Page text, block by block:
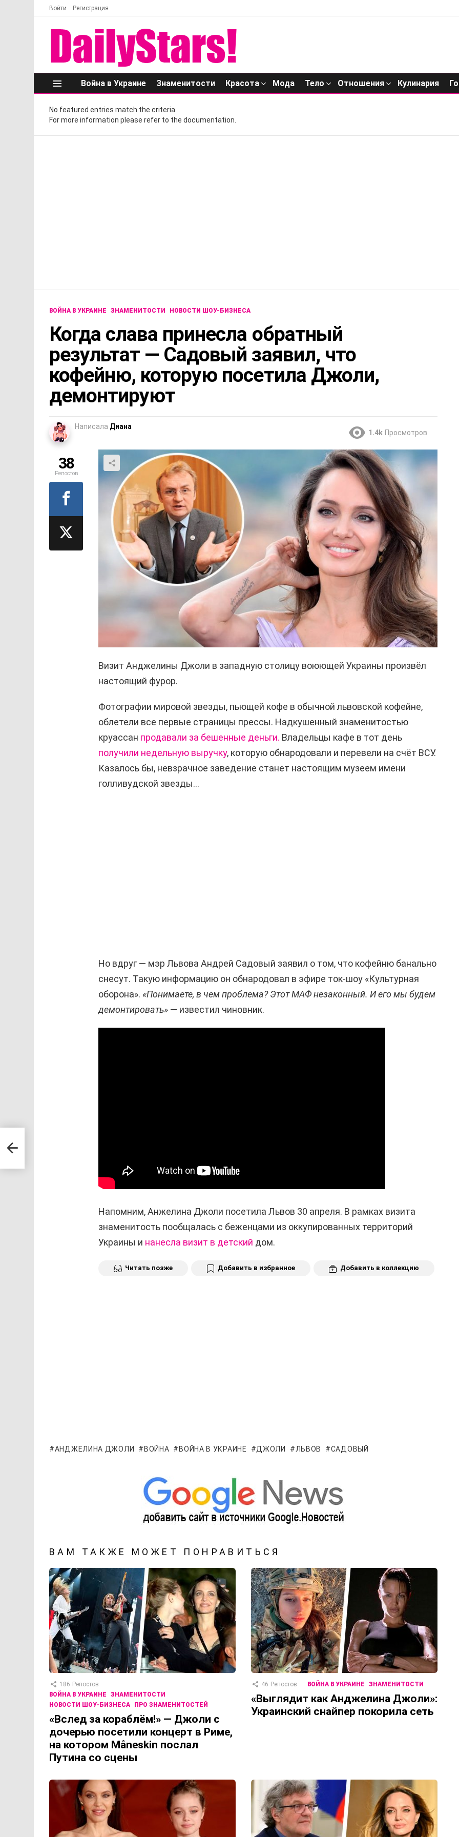
Войти Регистрация
Меню
Война в Украине Знаменитости Красота Мода Тело Отношения Кулинария
No featured entries match the criteria.
For more information please refer to the documentation.
ВОЙНА В УКРАИНЕ ЗНАМЕНИТОСТИ НОВОСТИ ШОУ-БИЗНЕСА
Когда слава принесла обратный
результат — Садовый заявил, что
кофейню, которую посетила Джоли,
демонтируют
Написала Диана
1.4k Просмотров
Визит Анджелины Джоли в западную столицу воюющей Украины произвёл
настоящий фурор.
Фотографии мировой звезды, пьющей кофе в обычной львовской кофейне,
облетели все первые страницы прессы. Надкушенный знаменитостью
круассан продавали за бешенные деньги. Владельцы кафе в тот день
получили недельную выручку, которую обнародовали и перевели на счёт ВСУ.
Казалось бы, невзрачное заведение станет настоящим музеем имени
голливудской звезды…
Но вдруг — мэр Львова Андрей Садовый заявил о том, что кофейню банально
снесут. Такую информацию он обнародовал в эфире ток-шоу «Культурная
оборона». «Понимаете, в чем проблема? Этот МАФ незаконный. И его мы будем
демонтировать» — известил чиновник.
Напомним, Анжелина Джоли посетила Львов 30 апреля. В рамках визита
знаменитость пообщалась с беженцами из оккупированных территорий
Украины и нанесла визит в детский дом.
Читать позже Добавить в избранное Добавить в коллекцию
38
Репостов
АНДЖЕЛИНА ДЖОЛИ ВОЙНА ВОЙНА В УКРАИНЕ ДЖОЛИ ЛЬВОВ САДОВЫЙ
ВАМ ТАКЖЕ МОЖЕТ ПОНРАВИТЬСЯ
186 Репостов
ВОЙНА В УКРАИНЕ
ЗНАМЕНИТОСТИ
НОВОСТИ ШОУ-БИЗНЕСА
ПРО ЗНАМЕНИТОСТЕЙ
«Вслед за кораблём!» — Джоли с
дочерью посетили концерт в Риме,
на котором Måneskin послал
Путина со сцены
46 Репостов ВОЙНА В УКРАИНЕ ЗНАМЕНИТОСТИ
«Выглядит как Анджелина Джоли»:
Украинский снайпер покорила сеть